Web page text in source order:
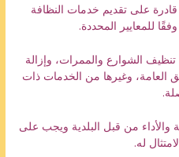
على تقديم خدمات النظافة
للمعايير المحددة.
الشوارع والممرات، وإزالة
العامة، وغيرها من الخدمات ذات
والأداء من قبل البلدية ويجب على
له.